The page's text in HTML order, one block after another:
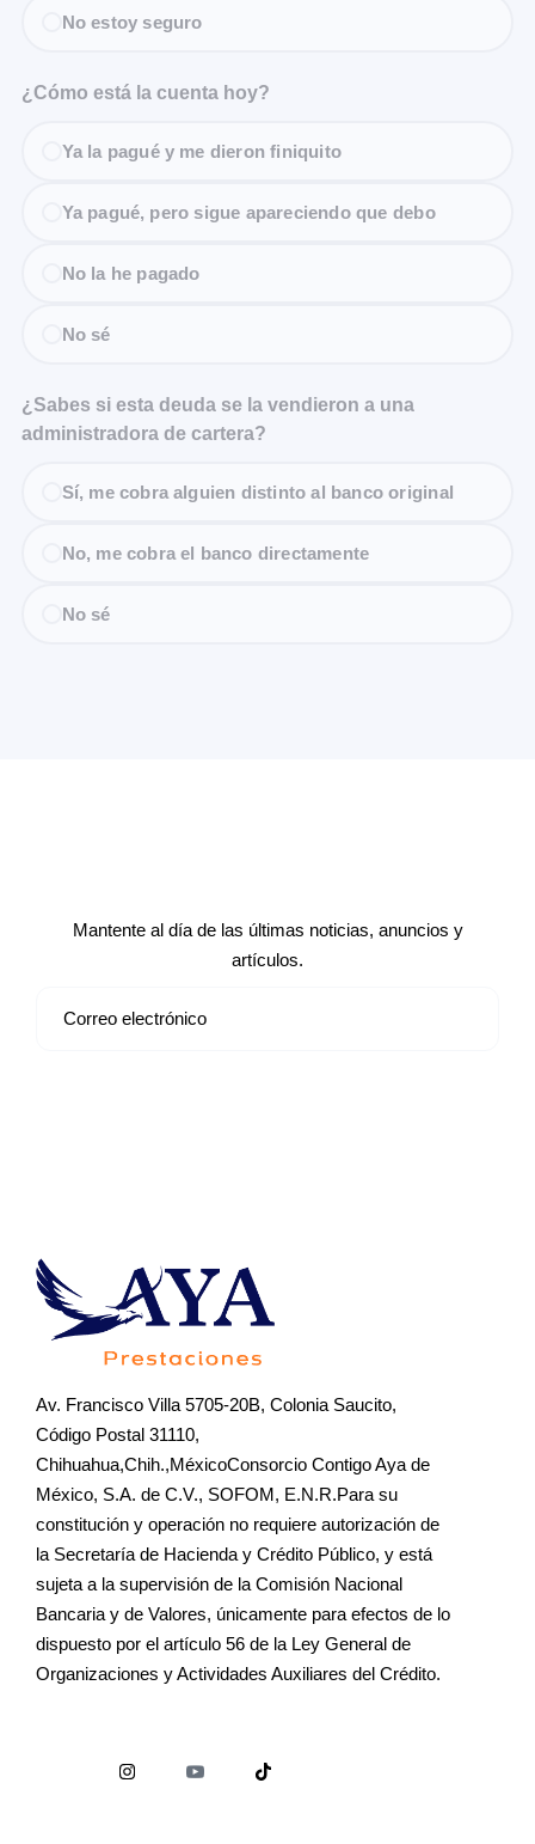
No estoy seguro
¿Cómo está la cuenta hoy?
Ya la pagué y me dieron finiquito
Ya pagué, pero sigue apareciendo que debo
No la he pagado
No sé
¿Sabes si esta deuda se la vendieron a una
administradora de cartera?
Sí, me cobra alguien distinto al banco original
No, me cobra el banco directamente
No sé
Mantente al día de las últimas noticias, anuncios y
artículos.
Av. Francisco Villa 5705-20B, Colonia Saucito,
Código Postal 31110,
Chihuahua,Chih.,MéxicoConsorcio Contigo Aya de
México, S.A. de C.V., SOFOM, E.N.R.Para su
constitución y operación no requiere autorización de
la Secretaría de Hacienda y Crédito Público, y está
sujeta a la supervisión de la Comisión Nacional
Bancaria y de Valores, únicamente para efectos de lo
dispuesto por el artículo 56 de la Ley General de
Organizaciones y Actividades Auxiliares del Crédito.